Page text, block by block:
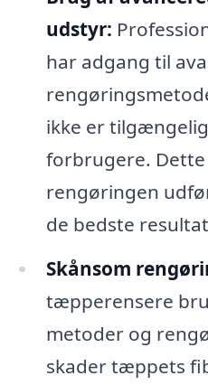
udstyr:
har adgang til
ikke er
forbrugere. Dette
rengøringen
de bedste
Skånsom
tæpperensere
metoder og
skader tæppets